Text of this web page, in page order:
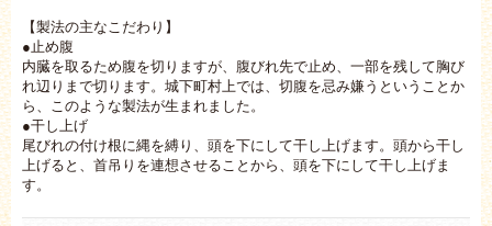
【製法の主なこだわり】
●止め腹
内臓を取るため腹を切りますが、腹びれ先で止め、一部を残して胸び
れ辺りまで切ります。城下町村上では、切腹を忌み嫌うということか
ら、このような製法が生まれました。
●干し上げ
尾びれの付け根に縄を縛り、頭を下にして干し上げます。頭から干し
上げると、首吊りを連想させることから、頭を下にして干し上げま
す。